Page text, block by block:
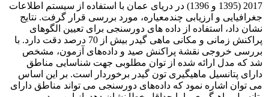
2017 (1395 و 1396) در دریای عمان با استفاده از سیستم اطلاعات
جغرافیایی و ارزیابی چند‌معیاره، مورد بررسی قرار گرفت. نتایج
نشان داد، استفاده از داده ­های دورسنجی برای تعیین الگوهای
پراکنش زمانی و مکانی ماهی گیدر بیش از 70 درصد دقت دارد. با
بررسی خروجی نقشة پراکنش صید و داده‌های آزمون، مشخص
شد که مدل ارائه شده از توان مطلوبی جهت شناسایی مناطق
دارای پتانسیل ماهیگیری تون گیدر برخوردار است. بر این اساس
می­ توان اشاره نمود که داده‌های دورسنجی می تواند مناطق دارای